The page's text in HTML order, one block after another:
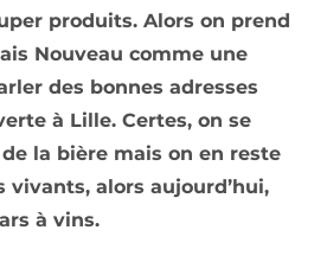
produits. Alors on prend
Nouveau comme une
des bonnes adresses
à Lille. Certes, on se
la bière mais on en reste
vivants, alors aujourd’hui,
à vins.